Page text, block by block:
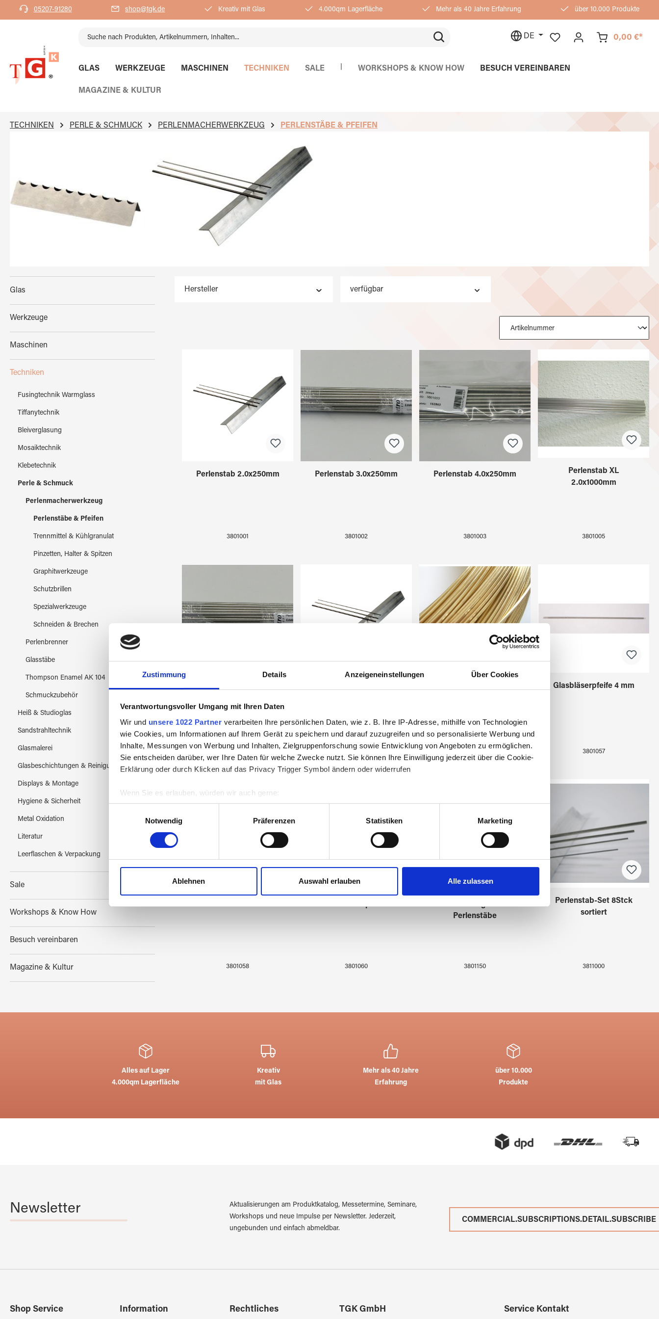
Zustimmung Details Anzeigeneinstellungen Über Cookies
Verantwortungsvoller Umgang mit Ihren Daten
Wir und unsere 1022 Partner verarbeiten Ihre persönlichen Daten, wie z. B. Ihre IP-Adresse, mithilfe von Technologien
wie Cookies, um Informationen auf Ihrem Gerät zu speichern und darauf zuzugreifen und so personalisierte Werbung und
Inhalte, Messungen von Werbung und Inhalten, Zielgruppenforschung sowie Entwicklung von Angeboten zu ermöglichen.
Sie entscheiden darüber, wer Ihre Daten für welche Zwecke nutzt. Sie können Ihre Einwilligung jederzeit über die Cookie-
Erklärung oder durch Klicken auf das Privacy Trigger Symbol ändern oder widerrufen
Wenn Sie es erlauben, würden wir auch gerne:
Informationen über Ihre geografische Lage erfassen, welche bis auf einige Meter genau sein können
Ihr Gerät durch aktives Scannen nach bestimmten Merkmalen (Fingerprinting) identifizieren
Erfahren Sie mehr darüber, wie Ihre persönlichen Daten verarbeitet werden, und legen Sie Ihre Präferenzen imAbschnitt
Einzelheitenfest.
Wir verwenden Cookies, um Inhalte und Anzeigen zu personalisieren, Funktionen für soziale Medien anbieten zu können
und die Zugriffe auf unsere Website zu analysieren. Außerdem geben wir Informationen zu Ihrer Verwendung unserer
Notwendig
Präferenzen Statistiken Marketing
Ablehnen Auswahl erlauben Alle zulassen
Zur Hauptnavigation springen
05207-91280 shop@tgk.de Kreativ mit Glas 4.000qm Lagerfläche Mehr als 40 Jahre Erfahrung über 10.000 Produkte
DE 0,00 €*
GLAS WERKZEUGE MASCHINEN TECHNIKEN SALE WORKSHOPS & KNOW HOW BESUCH VEREINBAREN
MAGAZINE & KULTUR
TECHNIKEN PERLE & SCHMUCK PERLENMACHERWERKZEUG PERLENSTÄBE & PFEIFEN
Glas
Werkzeuge
Maschinen
Techniken
Fusingtechnik Warmglass
Tiffanytechnik
Bleiverglasung
Mosaiktechnik
Klebetechnik
Perle & Schmuck
Perlenmacherwerkzeug
Perlenstäbe & Pfeifen
Trennmittel & Kühlgranulat
Pinzetten, Halter & Spitzen
Graphitwerkzeuge
Schutzbrillen
Spezialwerkzeuge
Schneiden & Brechen
Perlenbrenner
Glasstäbe
Thompson Enamel AK 104
Schmuckzubehör
Heiß & Studioglas
Sandstrahltechnik
Glasmalerei
Glasbeschichtungen & Reinigung
Displays & Montage
Hygiene & Sicherheit
Metal Oxidation
Literatur
Leerflaschen & Verpackung
Sale
Workshops & Know How
Besuch vereinbaren
Magazine & Kultur
Hersteller verfügbar
Perlenstab 2.0x250mm
3801001
Perlenstab 3.0x250mm
3801002
Perlenstab 4.0x250mm
3801003
Perlenstab XL
2.0x1000mm
3801005
Perlenstab 5.0x250mm
3801006
Perlenstab 2.5x250mm
3801008
Tombakrunddraht 1,5
Glasbläserpfeife 4 mm
3801057
3801058 3801060
Perlenstäbe
3801150
Perlenstab-Set 8Stck
sortiert
3811000
Alles auf Lager
4.000qm Lagerfläche
Kreativ
mit Glas
Mehr als 40 Jahre
Erfahrung
über 10.000
Produkte
Newsletter
Aktualisierungen am Produktkatalog, Messetermine, Seminare,
Workshops und neue Impulse per Newsletter. Jederzeit,
ungebunden und einfach abmeldbar.
COMMERCIAL.SUBSCRIPTIONS.DETAIL.SUBSCRIBE
Shop Service Information Rechtliches TGK GmbH Service Kontakt